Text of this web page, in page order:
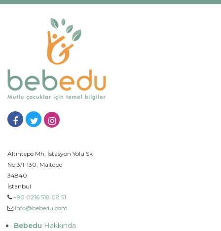
Altıntepe Mh, İstasyon Yolu Sk
No:3/1-130, Maltepe
34840
İstanbul
+90 0216 518 08 51
info@bebedu.com
Bebedu Hakkında